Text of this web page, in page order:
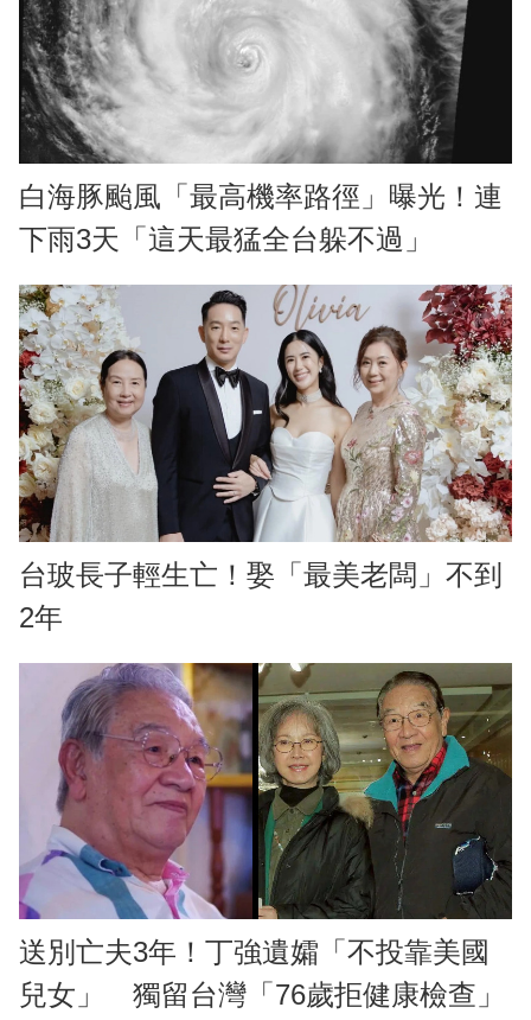
白海豚颱風「最高機率路徑」曝光！連
下雨3天「這天最猛全台躲不過」
台玻長子輕生亡！娶「最美老闆」不到
2年
送別亡夫3年！丁強遺孀「不投靠美國
兒女」 獨留台灣「76歲拒健康檢查」